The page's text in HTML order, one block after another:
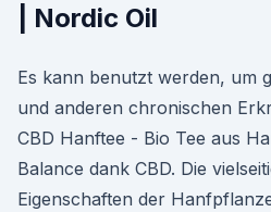
| Nordic Oil
Es kann benutzt werden, um
und anderen chronischen
CBD Hanftee - Bio Tee aus
Balance dank CBD. Die
Eigenschaften der